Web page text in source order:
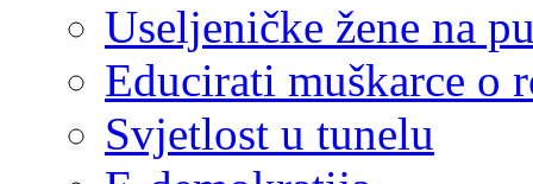
Useljeničke žene na
Educirati muškarce o
Svjetlost u tunelu